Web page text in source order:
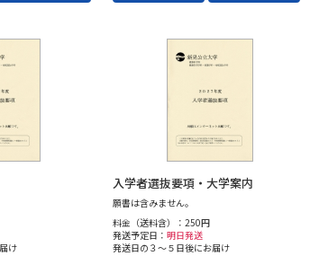
大学で学びたい学
学問のミニ講義「夢ナビ
ユーザーサポート
け
入学者選抜要項・大学案内
願書は含みません。
料金（送料含）：250円
発送予定日： 明日発送
発送日の３～５日後にお届け